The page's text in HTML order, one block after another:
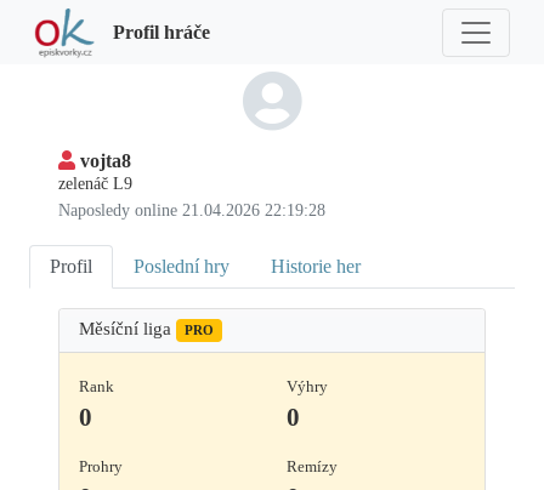
Profil hráče
vojta8
zelenáč L9
Naposledy online 21.04.2026 22:19:28
Profil Poslední hry Historie her
Měsíční liga PRO
Rank
0
Výhry
0
Prohry Remízy